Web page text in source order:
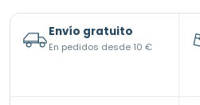
Envío gratuito
En pedidos desde 10 €